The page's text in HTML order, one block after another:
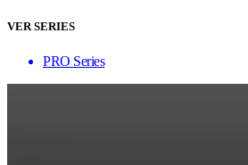
VER SERIES
PRO Series